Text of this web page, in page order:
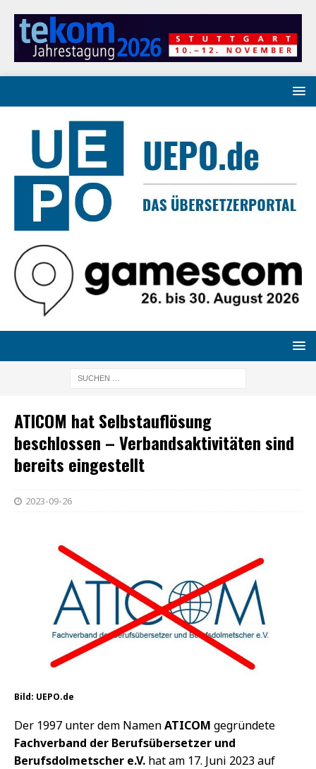
ATICOM hat Selbstauflösung
beschlossen – Verbandsaktivitäten sind
bereits eingestellt
2023-09-26
Bild: UEPO.de
Der 1997 unter dem NamenATICOM gegründete
Fachverband der Berufsübersetzer und
Berufsdolmetscher e.V. hat am 17. Juni 2023 auf